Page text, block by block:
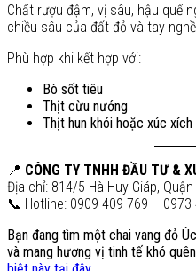
Chất rượu đậm, vị sâu, hậu quế
chiều sâu của đất đỏ và tay
Phù hợp khi kết hợp với:
Bò sốt tiêu
Thịt cừu nướng
Thịt hun khói hoặc xúc xích
📍 CÔNG TY TNHH ĐẦU TƯ &
Địa chỉ: 814/5 Hà Huy Giáp, Quận
📞 Hotline: 0909 409 769 – 0973
Bạn đang tìm một chai vang đỏ
và mang hương vị tinh tế khó